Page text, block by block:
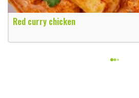
Red curry chicken